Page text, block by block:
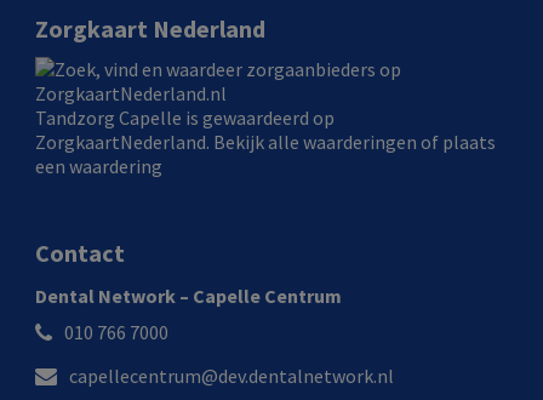
Zorgkaart Nederland
Tandzorg Capelle is gewaardeerd op
ZorgkaartNederland. Bekijk alle waarderingen of plaats
een waardering
Contact
Dental Network – Capelle Centrum
010 766 7000
capellecentrum@dev.dentalnetwork.nl